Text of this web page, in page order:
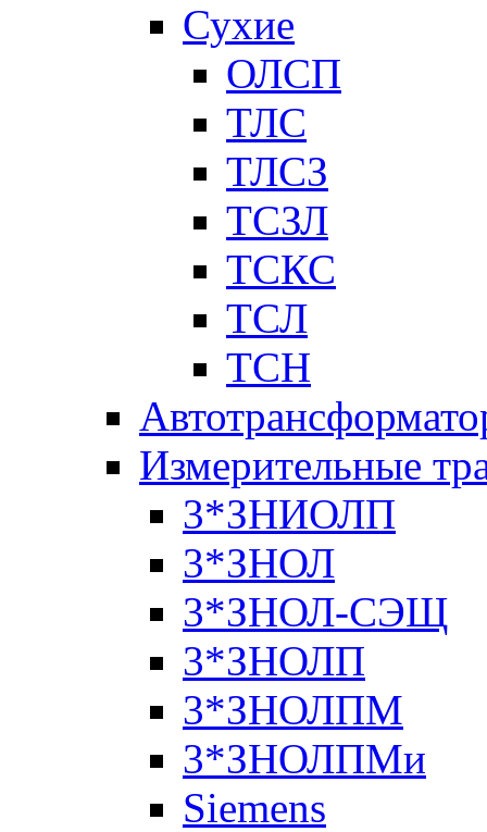
Сухие
ОЛСП
ТЛС
ТЛСЗ
ТСЗЛ
ТСКС
ТСЛ
ТСН
Измерительные
3*ЗНИОЛП
3*ЗНОЛ
3*ЗНОЛ-СЭЩ
3*ЗНОЛП
3*ЗНОЛПМ
3*ЗНОЛПМи
Siemens